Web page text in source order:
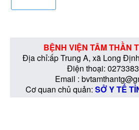
BỆNH VIỆN TÂM THẦN
Địa chỉ:ấp Trung A, xã Long
Điện thoại:
Email :
Cơ quan chủ quản: SỞ Y TẾ